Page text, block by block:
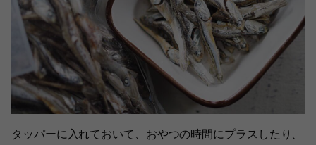
タッパーに入れておいて、おやつの時間にプラスしたり、